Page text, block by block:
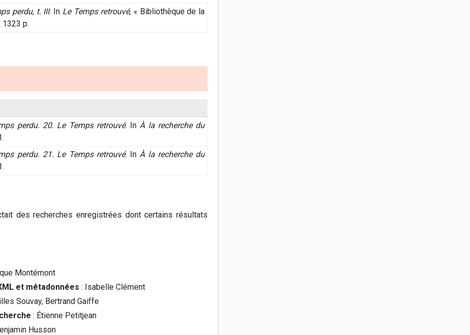
perdu, t. III. In Le Temps retrouvé, « Bibliothèque de la
1323 p.
perdu. 20. Le Temps retrouvé. In À la recherche du
perdu. 21. Le Temps retrouvé. In À la recherche du
des recherches enregistrées dont certains résultats
Montémont
et métadonnées : Isabelle Clément
Souvay, Bertrand Gaiffe
: Étienne Petitjean
Husson